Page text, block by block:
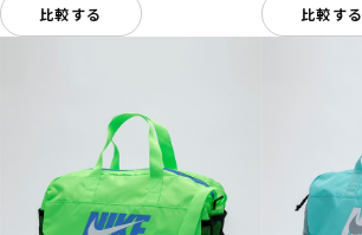
比較する 比較する